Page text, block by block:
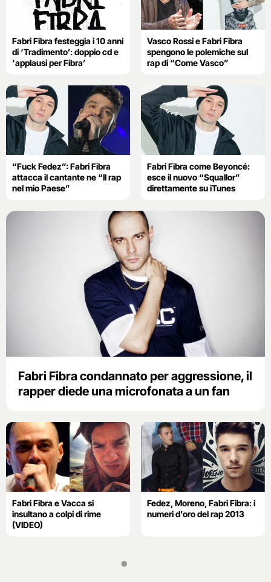
Fabri Fibra festeggia i 10 anni
di ‘Tradimento’: doppio cd e
‘applausi per Fibra’
Vasco Rossi e Fabri Fibra
spengono le polemiche sul
rap di “Come Vasco”
“Fuck Fedez”: Fabri Fibra
attacca il cantante ne “Il rap
nel mio Paese”
Fabri Fibra come Beyoncé:
esce il nuovo “Squallor”
direttamente su iTunes
Fabri Fibra condannato per aggressione, il
rapper diede una microfonata a un fan
Fabri Fibra e Vacca si
insultano a colpi di rime
(VIDEO)
Fedez, Moreno, Fabri Fibra: i
numeri d’oro del rap 2013